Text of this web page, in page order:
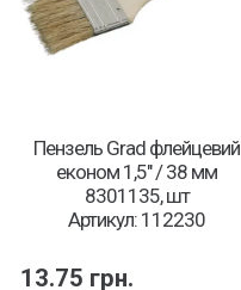
Пензель Grad флейцевий
економ 1,5″ / 38 мм
8301135, шт
Артикул: 112230
13.75 грн.